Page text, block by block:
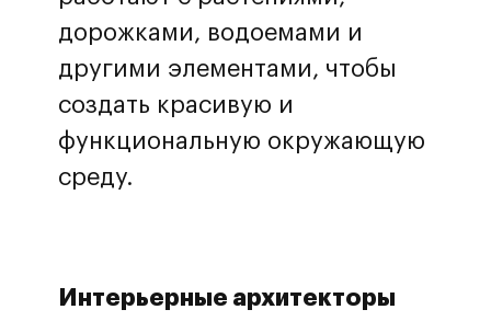
дорожками, водоемами и
другими элементами, чтобы
создать красивую и
функциональную окружающую
среду.
Интерьерные архитекторы